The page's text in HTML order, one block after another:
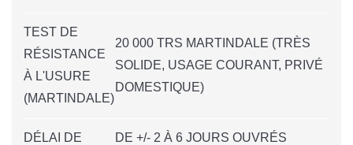
TEST DE
RÉSISTANCE
À L'USURE
(MARTINDALE)
20 000 TRS MARTINDALE (TRÈS
SOLIDE, USAGE COURANT, PRIVÉ
DOMESTIQUE)
DÉLAI DE
DE +/- 2 À 6 JOURS OUVRÉS